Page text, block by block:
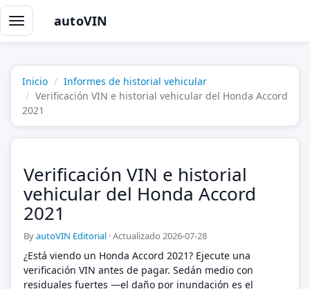
Alternar
navegación
autoVIN
Inicio
Informes de historial vehicular
Verificación VIN e historial vehicular del Honda Accord
2021
Verificación VIN e historial
vehicular del Honda Accord
2021
ByautoVIN Editorial ·Actualizado 2026-07-28
¿Está viendo un Honda Accord 2021? Ejecute una
verificación VIN antes de pagar. Sedán medio con
residuales fuertes —el daño por inundación es el